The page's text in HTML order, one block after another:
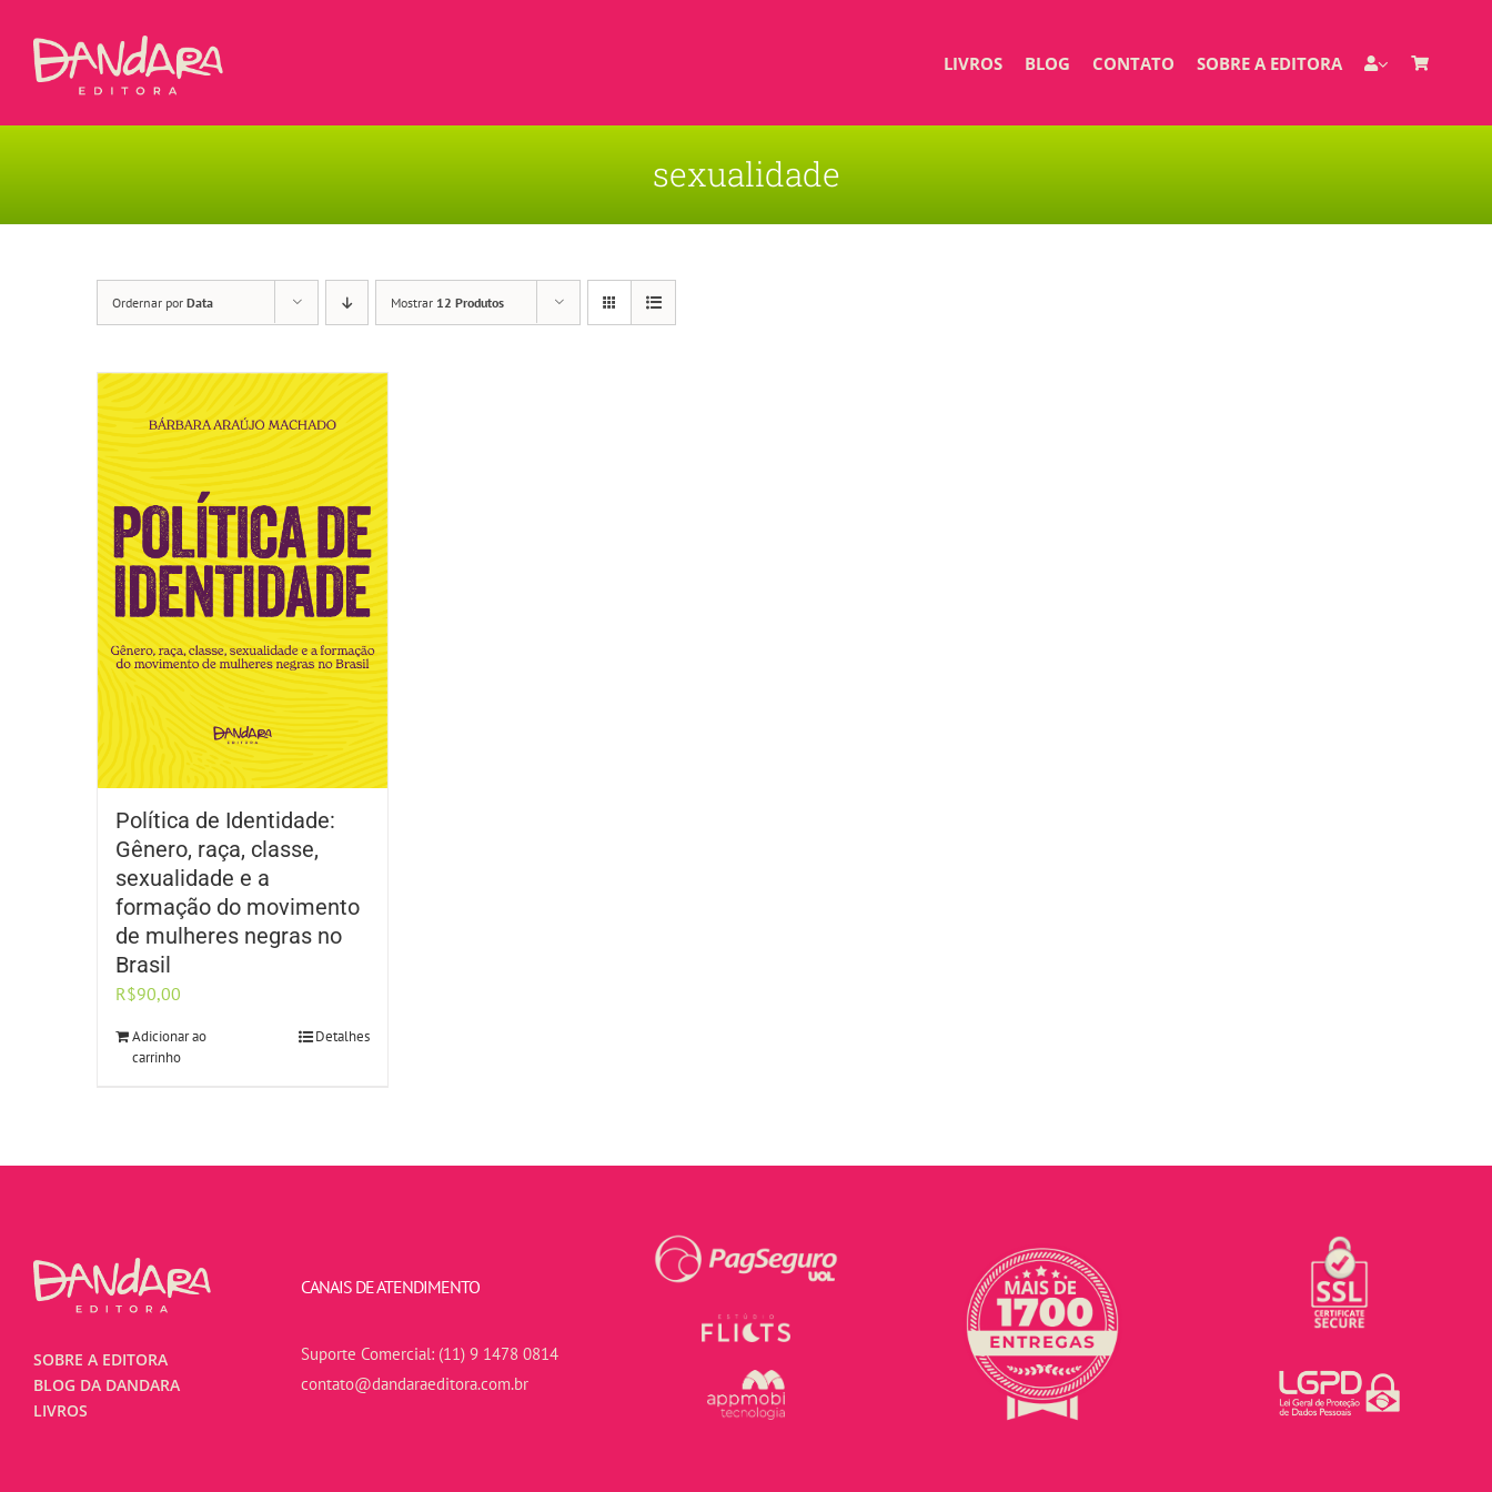
LIVROS BLOG CONTATO SOBRE A EDITORA
sexualidade
Ordernar por Data Mostrar 12 Produtos
Política de Identidade:
Gênero, raça, classe,
sexualidade e a
formação do movimento
de mulheres negras no
Brasil
R$90,00
Adicionar ao
carrinho
Detalhes
SOBRE A EDITORA
BLOG DA DANDARA
LIVROS
CANAIS DE ATENDIMENTO
Suporte Comercial: (11) 9 1478 0814
contato@dandaraeditora.com.br